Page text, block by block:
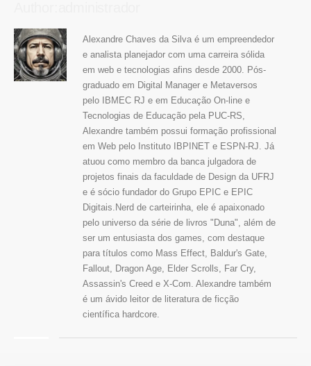
Alexandre Chaves da Silva é um empreendedor
e analista planejador com uma carreira sólida
em web e tecnologias afins desde 2000. Pós-
graduado em Digital Manager e Metaversos
pelo IBMEC RJ e em Educação On-line e
Tecnologias de Educação pela PUC-RS,
Alexandre também possui formação profissional
em Web pelo Instituto IBPINET e ESPN-RJ. Já
atuou como membro da banca julgadora de
projetos finais da faculdade de Design da UFRJ
e é sócio fundador do Grupo EPIC e EPIC
Digitais.Nerd de carteirinha, ele é apaixonado
pelo universo da série de livros "Duna", além de
ser um entusiasta dos games, com destaque
para títulos como Mass Effect, Baldur's Gate,
Fallout, Dragon Age, Elder Scrolls, Far Cry,
Assassin's Creed e X-Com. Alexandre também
é um ávido leitor de literatura de ficção
científica hardcore.